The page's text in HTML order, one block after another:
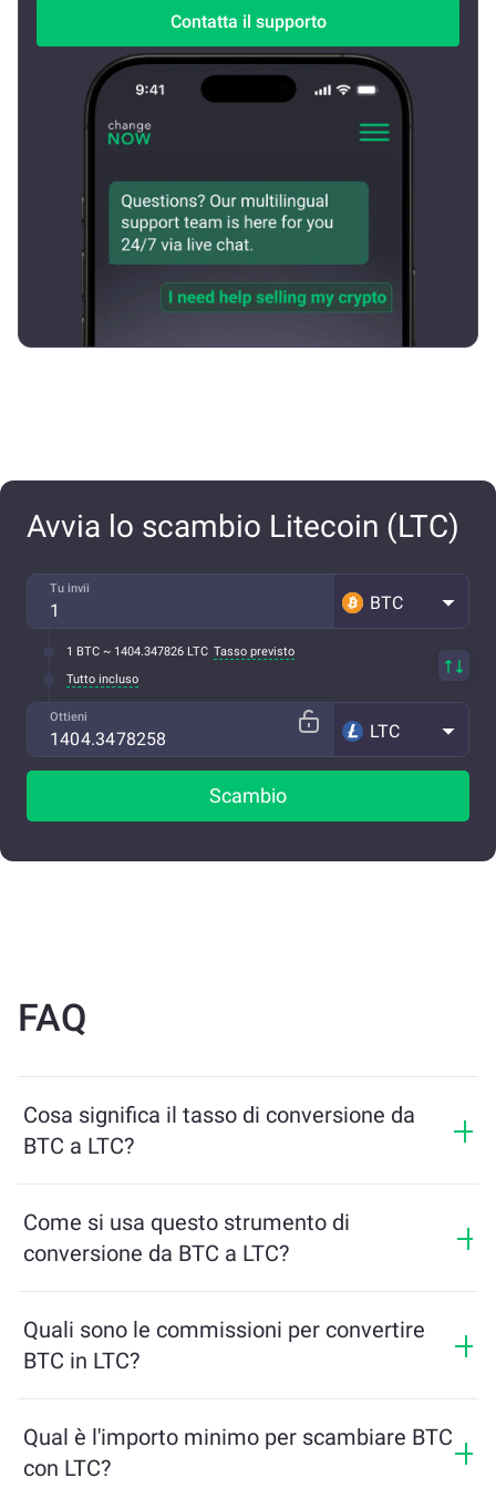
Contatta il supporto
Avvia lo scambio Litecoin (LTC)
Tu invii
BTC
1 BTC ~ 1404.347826 LTC Tasso previsto
Tutto incluso
Ottieni
LTC
Scambio
FAQ
Cosa significa il tasso di conversione da
BTC a LTC?
cambio di BTC. Questo tasso varia in base alle
condizioni di mercato, all’offerta e alla domanda, e alla
Come si usa questo strumento di
conversione da BTC a LTC?
scambiare, e lo strumento calcolerà l’importo stimato
di LTC che riceverai. Poi segui i passaggi per
Quali sono le commissioni per convertire
BTC in LTC?
alla liquidità e alle condizioni di mercato. ChangeNOW
offre tariffe competitive senza costi nascosti, e
Qual è l'importo minimo per scambiare BTC
con LTC?